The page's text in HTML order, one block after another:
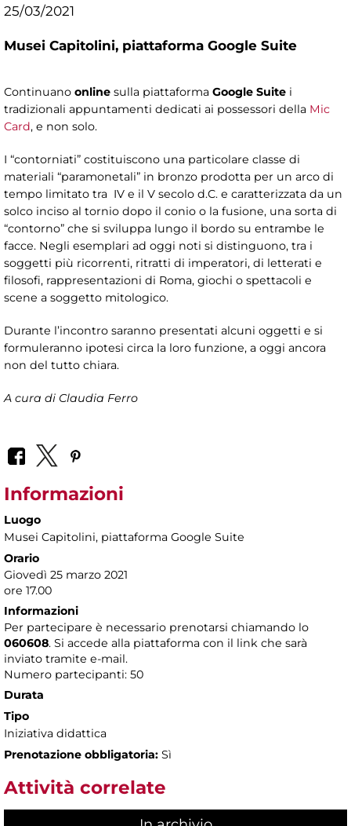
25/03/2021
Musei Capitolini, piattaforma Google Suite
Continuano online sulla piattaforma Google Suite i
tradizionali appuntamenti dedicati ai possessori della Mic
Card, e non solo.
I “contorniati” costituiscono una particolare classe di
materiali “paramonetali” in bronzo prodotta per un arco di
tempo limitato tra IV e il V secolo d.C. e caratterizzata da un
solco inciso al tornio dopo il conio o la fusione, una sorta di
“contorno” che si sviluppa lungo il bordo su entrambe le
facce. Negli esemplari ad oggi noti si distinguono, tra i
soggetti più ricorrenti, ritratti di imperatori, di letterati e
filosofi, rappresentazioni di Roma, giochi o spettacoli e
scene a soggetto mitologico.
Durante l’incontro saranno presentati alcuni oggetti e si
formuleranno ipotesi circa la loro funzione, a oggi ancora
non del tutto chiara.
A cura di Claudia Ferro
Informazioni
Luogo
Musei Capitolini, piattaforma Google Suite
Orario
Giovedì 25 marzo 2021
ore 17.00
Informazioni
Per partecipare è necessario prenotarsi chiamando lo
060608. Si accede alla piattaforma con il link che sarà
inviato tramite e-mail.
Numero partecipanti: 50
Durata
Tipo
Iniziativa didattica
Prenotazione obbligatoria: Sì
Attività correlate